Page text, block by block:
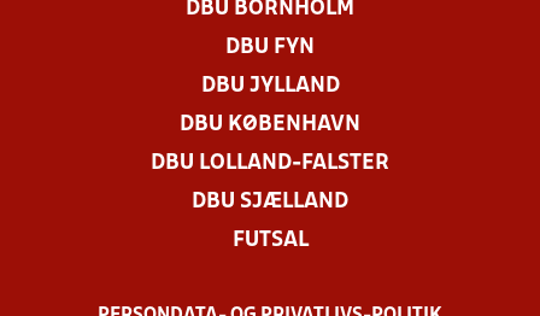
DBU BORNHOLM
DBU FYN
DBU JYLLAND
DBU KØBENHAVN
DBU LOLLAND-FALSTER
DBU SJÆLLAND
FUTSAL